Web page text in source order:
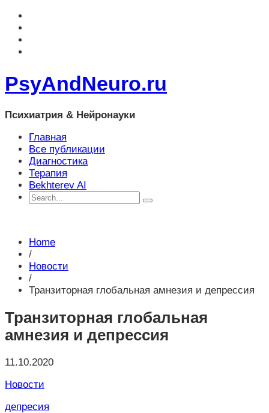
PsyAndNeuro.ru
Психиатрия & Нейронауки
Главная
Все публикации
Диагностика
Терапия
Bekhterev AI
Home
/
Новости
/
Транзиторная глобальная амнезия и депрессия
Транзиторная глобальная
амнезия и депрессия
11.10.2020
Новости
депресия